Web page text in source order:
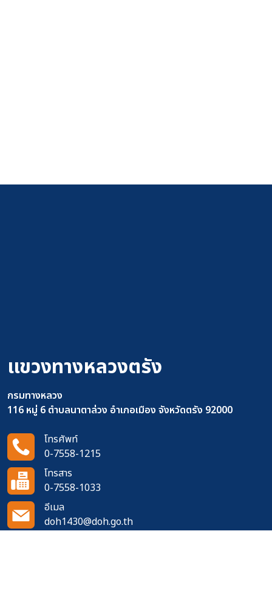
แขวงทางหลวงตรัง
กรมทางหลวง
116 หมู่ 6 ตำบลนาตาล่วง อำเภอเมือง จังหวัดตรัง 92000
โทรศัพท์
0-7558-1215
โทรสาร
0-7558-1033
อีเมล
doh1430@doh.go.th